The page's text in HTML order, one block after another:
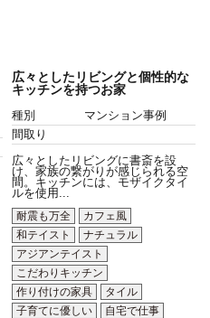
広々としたリビングと個性的な
キッチンを持つお家
種別
マンション事例
間取り
広々としたリビングに書斎を設
け、家族の繋がりが感じられる空
間。キッチンには、モザイクタイ
ルを使用...
耐震も万全
カフェ風
和テイスト
ナチュラル
アジアンテイスト
こだわりキッチン
作り付けの家具
タイル
子育てに優しい
自宅で仕事